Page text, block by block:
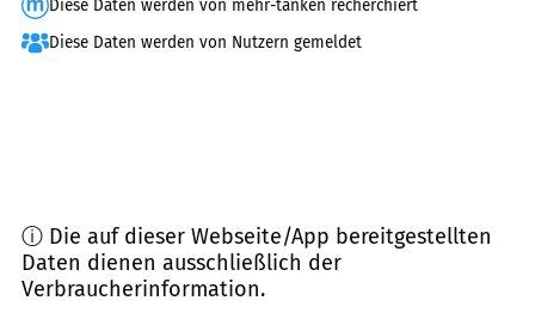
Diese Daten werden von mehr-tanken recherchiert
Diese Daten werden von Nutzern gemeldet
ⓘ Die auf dieser Webseite/App bereitgestellten
Daten dienen ausschließlich der
Verbraucherinformation.